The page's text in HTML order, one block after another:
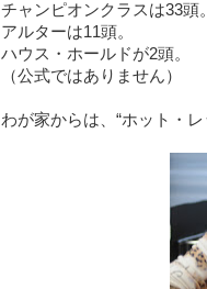
チャンピオンクラスは33頭。
アルターは11頭。
ハウス・ホールドが2頭。
（公式ではありません）
わが家からは、“ホット・